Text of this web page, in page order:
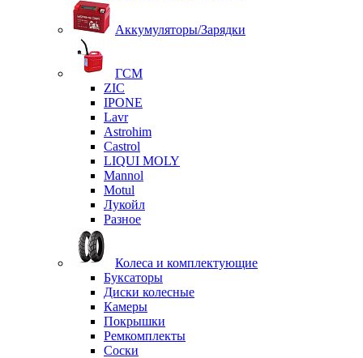
Аккумуляторы/Зарядки
ГСМ
ZIC
IPONE
Lavr
Astrohim
Castrol
LIQUI MOLY
Mannol
Motul
Лукойл
Разное
Колеса и комплектующие
Буксаторы
Диски колесные
Камеры
Покрышки
Ремкомплекты
Соски